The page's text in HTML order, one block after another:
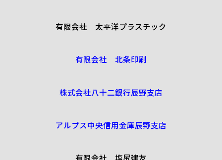
有限会社 太平洋プラスチック
有限会社 北条印刷
株式会社八十二銀行辰野支店
アルプス中央信用金庫辰野支店
有限会社 塩尻建友